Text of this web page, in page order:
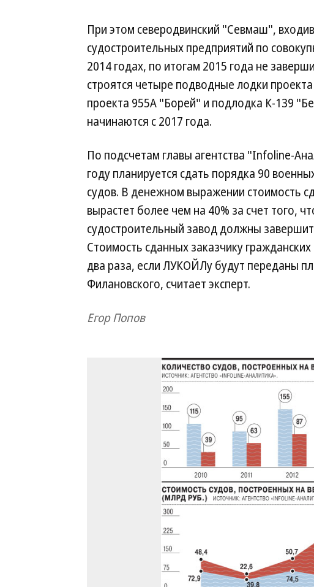
При этом северодвинский "Севмаш",
судостроительных предприятий по
2014 годах, по итогам 2015 года не
строятся четыре подводные лодки
проекта 955А "Борей" и подлодка К-139
начинаются с 2017 года.
По подсчетам главы агентства "Infoline-
году планируется сдать порядка 90
судов. В денежном выражении стоимость
вырастет более чем на 40% за счет того,
судостроительный завод должны
Стоимость сданных заказчику
два раза, если ЛУКОЙЛу будут переданы
Филановского, считает эксперт.
Егор Попов